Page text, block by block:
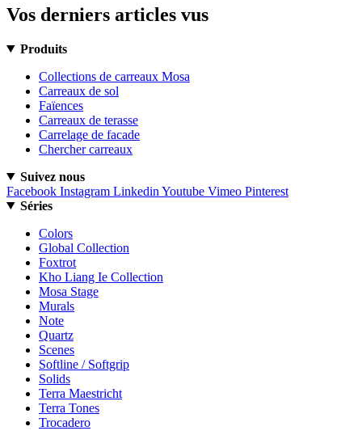
Vos derniers articles vus
Produits
Collections de carreaux Mosa
Carreaux de sol
Faïences
Carreaux de terasse
Carrelage de facade
Chercher carreaux
Suivez nous
Facebook Instagram Linkedin Youtube Vimeo Pinterest
Séries
Colors
Global Collection
Foxtrot
Kho Liang Ie Collection
Mosa Stage
Murals
Note
Quartz
Scenes
Softline / Softgrip
Solids
Terra Maestricht
Terra Tones
Trocadero